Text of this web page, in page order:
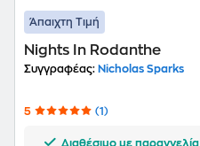
Άπαιχτη Τιμή
Nights In Rodanthe
Συγγραφέας: Nicholas Sparks
5 (1)
Διαθέσιμο με παραγγελία